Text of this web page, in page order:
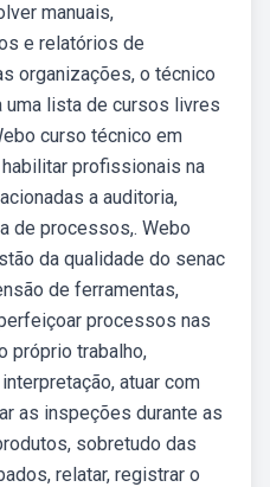
manuais,
e relatórios de
organizações, o técnico
uma lista de cursos livres
curso técnico em
profissionais na
a auditoria,
de processos,. Webo
da qualidade do senac
de ferramentas,
processos nas
próprio trabalho,
atuar com
as inspeções durante as
sobretudo das
relatar, registrar o